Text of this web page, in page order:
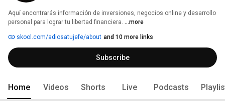
Aquí encontrarás información de inversiones, negocios online y desarrollo
personal para lograr tu libertad financiera. ...more
skool.com/adiosatujefe/about and 10 more links
Subscribe
Home Videos Shorts Live Podcasts